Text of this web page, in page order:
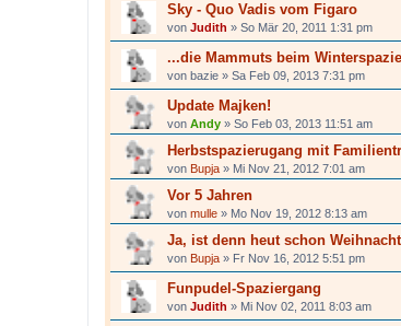
Sky - Quo Vadis vom Figaro
von Judith » So Mär 20, 2011 1:31 pm
...die Mammuts beim
von bazie » Sa Feb 09, 2013 7:31 pm
Update Majken!
von Andy » So Feb 03, 2013 11:51 am
Herbstspazierugang mit
von Bupja » Mi Nov 21, 2012 7:01 am
Vor 5 Jahren
von mulle » Mo Nov 19, 2012 8:13 am
Ja, ist denn heut schon
von Bupja » Fr Nov 16, 2012 5:51 pm
Funpudel-Spaziergang
von Judith » Mi Nov 02, 2011 8:03 am